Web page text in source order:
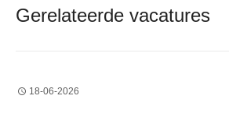
Gerelateerde vacatures
18-06-2026